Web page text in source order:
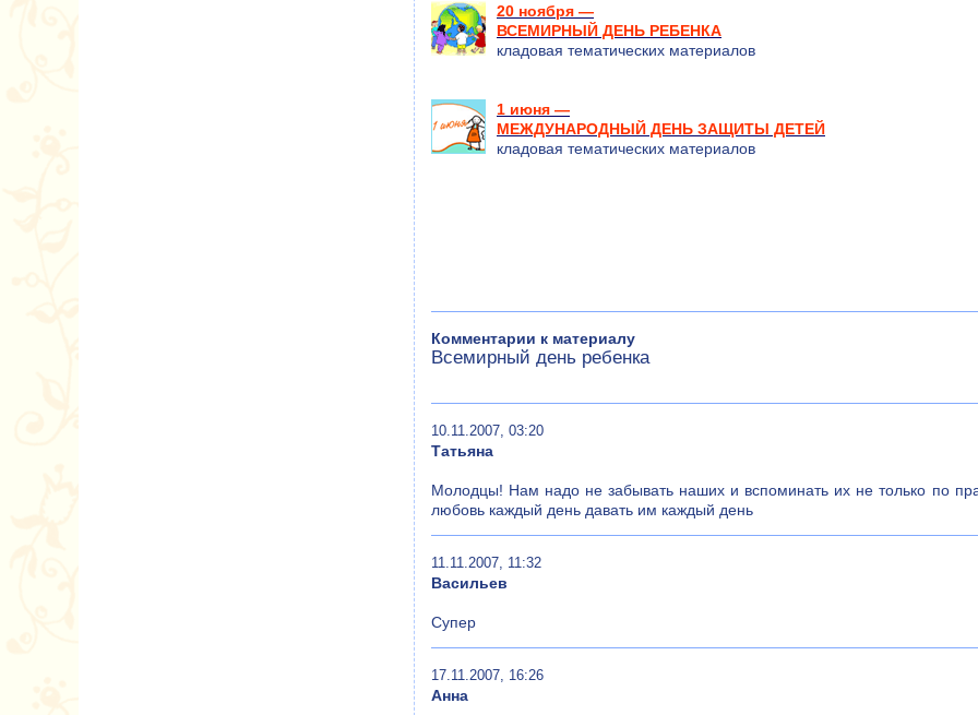
20 ноября —
ВСЕМИРНЫЙ ДЕНЬ РЕБЕНКА
кладовая тематических материалов
1 июня —
МЕЖДУНАРОДНЫЙ ДЕНЬ ЗАЩИТЫ ДЕТЕЙ
кладовая тематических материалов
Комментарии к материалу
Всемирный день ребенка
10.11.2007, 03:20
Татьяна
Молодцы! Нам надо не забывать наших и вспоминать их не только по
любовь каждый день давать им каждый день
11.11.2007, 11:32
Васильев
Супер
17.11.2007, 16:26
Анна